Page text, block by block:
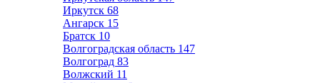
Иркутск 68
Ангарск 15
Братск 10
Волгоградская область 147
Волгоград 83
Волжский 11